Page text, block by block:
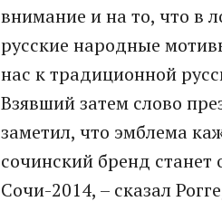
внимание и на то, что в
русские народные
нас к традиционной
Взявший затем слово
заметил, что эмблема
сочинский бренд
Сочи-2014, – сказал